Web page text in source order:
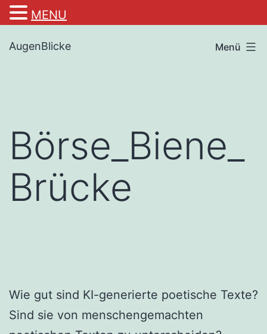
Inhalt
AugenBlicke Menü
Börse_Biene_
Brücke
Wie gut sind KI-generierte poetische Texte?
Sind sie von menschengemachten
MENU